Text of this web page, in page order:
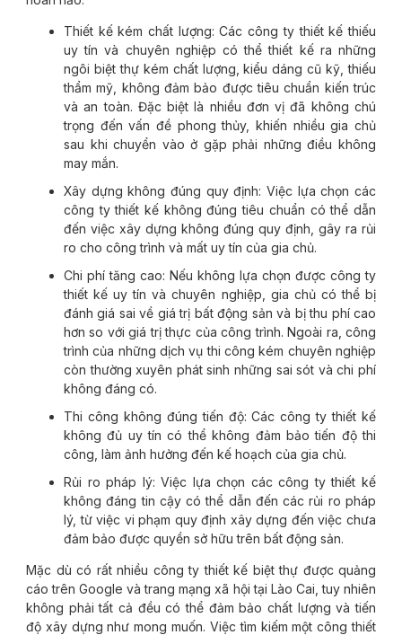
Thiết kế kém chất lượng: Các công ty thiết kế thiếu
uy tín và chuyên nghiệp có thể thiết kế ra những
ngôi biệt thự kém chất lượng, kiểu dáng cũ kỹ, thiếu
thẩm mỹ, không đảm bảo được tiêu chuẩn kiến trúc
và an toàn. Đặc biệt là nhiều đơn vị đã không chú
trọng đến vấn đề phong thủy, khiến nhiều gia chủ
sau khi chuyển vào ở gặp phải những điều không
may mắn.
Xây dựng không đúng quy định: Việc lựa chọn các
công ty thiết kế không đúng tiêu chuẩn có thể dẫn
đến việc xây dựng không đúng quy định, gây ra rủi
ro cho công trình và mất uy tín của gia chủ.
Chi phí tăng cao: Nếu không lựa chọn được công ty
thiết kế uy tín và chuyên nghiệp, gia chủ có thể bị
đánh giá sai về giá trị bất động sản và bị thu phí cao
hơn so với giá trị thực của công trình. Ngoài ra, công
trình của những dịch vụ thi công kém chuyên nghiệp
còn thường xuyên phát sinh những sai sót và chi phí
không đáng có.
Thi công không đúng tiến độ: Các công ty thiết kế
không đủ uy tín có thể không đảm bảo tiến độ thi
công, làm ảnh hưởng đến kế hoạch của gia chủ.
Rủi ro pháp lý: Việc lựa chọn các công ty thiết kế
không đáng tin cậy có thể dẫn đến các rủi ro pháp
lý, từ việc vi phạm quy định xây dựng đến việc chưa
đảm bảo được quyền sở hữu trên bất động sản.
Mặc dù có rất nhiều công ty thiết kế biệt thự được quảng
cáo trên Google và trang mạng xã hội tại Lào Cai, tuy nhiên
không phải tất cả đều có thể đảm bảo chất lượng và tiến
độ xây dựng như mong muốn. Việc tìm kiếm một công thiết